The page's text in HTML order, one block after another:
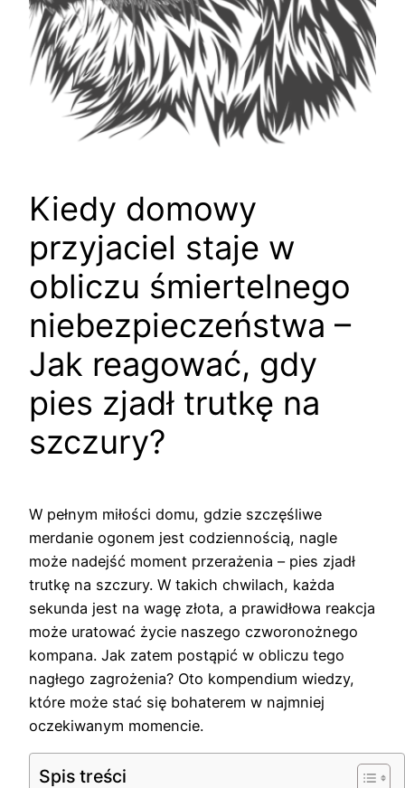
Kiedy domowy
przyjaciel staje w
obliczu śmiertelnego
niebezpieczeństwa –
Jak reagować, gdy
pies zjadł trutkę na
szczury?
W pełnym miłości domu, gdzie szczęśliwe
merdanie ogonem jest codziennością, nagle
może nadejść moment przerażenia – pies zjadł
trutkę na szczury. W takich chwilach, każda
sekunda jest na wagę złota, a prawidłowa reakcja
może uratować życie naszego czworonożnego
kompana. Jak zatem postąpić w obliczu tego
nagłego zagrożenia? Oto kompendium wiedzy,
które może stać się bohaterem w najmniej
oczekiwanym momencie.
Spis treści